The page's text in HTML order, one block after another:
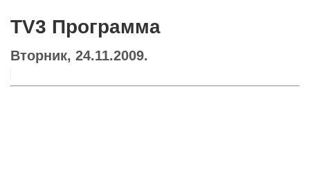
TV3 Программа
Вторник, 24.11.2009.